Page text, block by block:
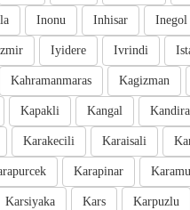
Inegol
Inhisar
Inonu
Ivrindi
Iyidere
Kagizman
Kahramanmaras
Kandira
Kangal
Kapakli
Karaisali
Karakecili
Karapinar
Karpuzlu
Kars
Karsiyaka